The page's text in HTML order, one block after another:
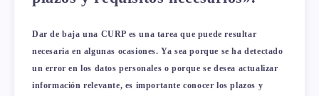
Dar de baja una CURP es una tarea que puede resultar
necesaria en algunas ocasiones. Ya sea porque se ha detectado
un error en los datos personales o porque se desea actualizar
información relevante, es importante conocer los plazos y